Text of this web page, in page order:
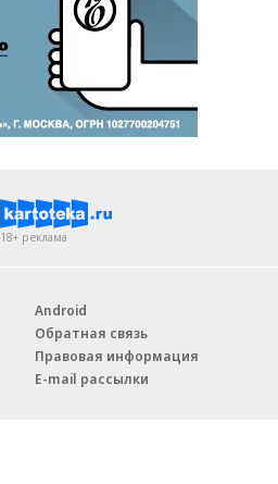
18+ реклама
Android
Обратная связь
Правовая информация
E-mail рассылки